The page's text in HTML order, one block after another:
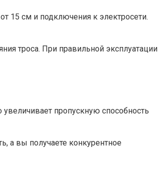
15 см и подключения к электросети.
троса. При правильной эксплуатации
пропускную способность
а вы получаете конкурентное